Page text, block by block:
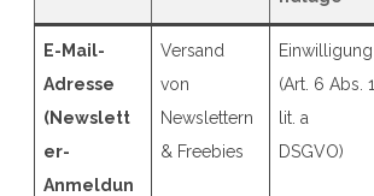
E-Mail-
Adresse
(Newslett
er-
Anmeldun
Versand
von
Newslettern
& Freebies
Einwilligung
(Art. 6 Abs. 1
lit. a
DSGVO)